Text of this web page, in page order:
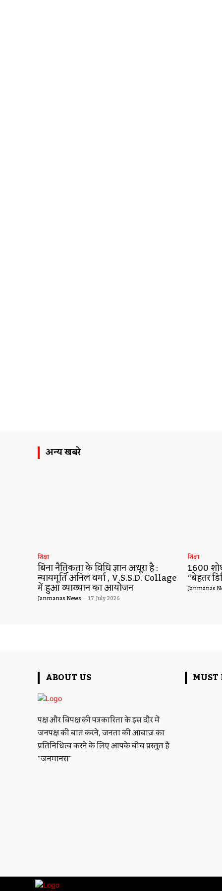
अन्य खबरे
शिक्षा
बिना नैतिकता के विधि ज्ञान अधूरा है :
न्यायमूर्ति अनिल वर्मा , V.S.S.D. Collage
में हुआ व्याख्यान का आयोजन
Janmanas News - 17 July 2026
शिक्षा
1600
“बेहतर
Janmanas
ABOUT US
पक्ष और विपक्ष की पत्रकारिता के इस दौर में
जनपक्ष की बात करने, जनता की आवाज़ का
प्रतिनिधित्व करने के लिए आपके बीच प्रस्तुत है
"जनमानस"
MUST